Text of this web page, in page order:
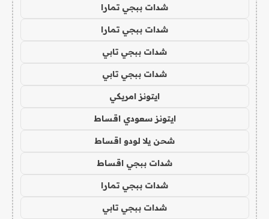
شدات ببجي تمارا
شدات ببجي تمارا
شدات ببجي تابي
شدات ببجي تابي
ايتونز امريكي
ايتونز سعودي اقساط
شحن يلا لودو اقساط
شدات ببجي اقساط
شدات ببجي تمارا
شدات ببجي تابي